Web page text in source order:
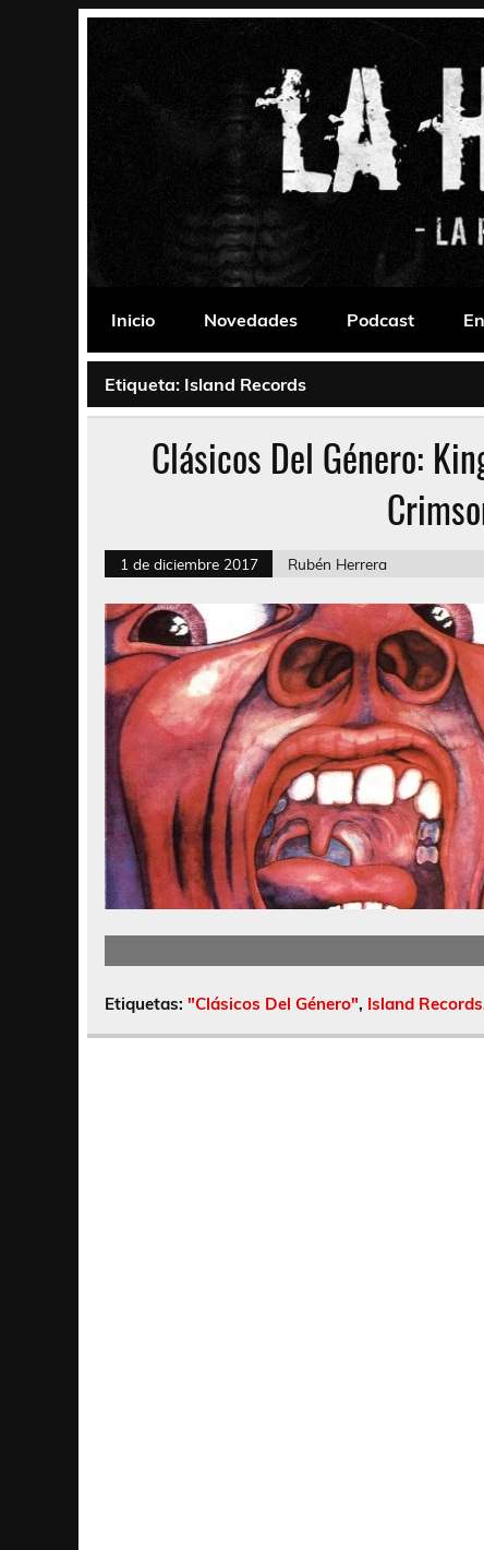
La Habitación 235
Inicio
Novedades Podcast
Etiqueta: Island Records
Clásicos Del Género:
1 de diciembre 2017 Rubén Herrera
Etiquetas: "Clásicos Del Género", Island Records